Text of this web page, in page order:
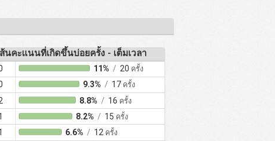
ส้นคะแนนที่เกิดขึ้นบ่อยครั้ง - เต็มเวลา
11% / 20 ครั้ง
9.3% / 17 ครั้ง
8.8% / 16 ครั้ง
8.2% / 15 ครั้ง
6.6% / 12 ครั้ง